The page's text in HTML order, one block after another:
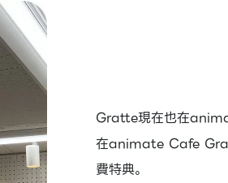
Gratte現在也在
在animate Cafe
費特典。